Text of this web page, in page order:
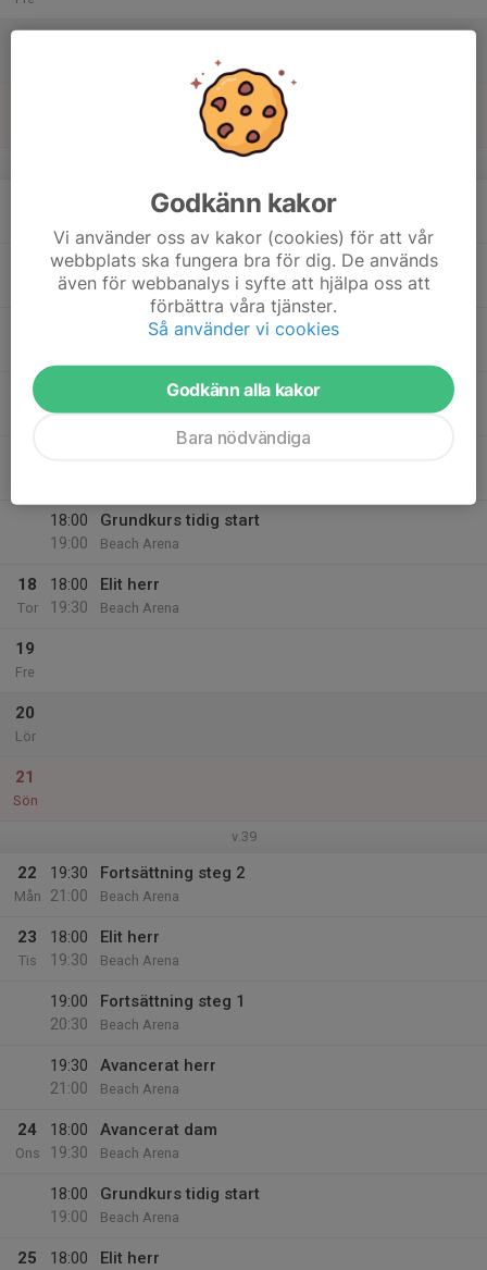
v.38
Fortsättning steg 2
18:00
19:30
Elit herr
Beach Arena
Fortsättning steg 1
21:00
Avancerat herr
Beach Arena
18:00
19:00
Grundkurs tidig start
Beach Arena
18
Tor
18:00
19:30
Elit herr
Beach Arena
19
Fre
20
Lör
21
Sön
v.39
22
Mån
19:30
21:00
Fortsättning steg 2
Beach Arena
23
Tis
18:00
19:30
Elit herr
Beach Arena
19:00
20:30
Fortsättning steg 1
Beach Arena
19:30
21:00
Avancerat herr
Beach Arena
24
Ons
18:00
19:30
Avancerat dam
Beach Arena
18:00
19:00
Grundkurs tidig start
Beach Arena
25
18:00
Elit herr
Godkänn kakor
Vi använder oss av kakor (cookies) för att vår
webbplats ska fungera bra för dig. De används
även för webbanalys i syfte att hjälpa oss att
förbättra våra tjänster.
Så använder vi cookies
Godkänn alla kakor
Bara nödvändiga